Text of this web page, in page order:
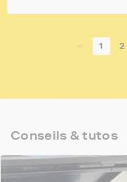
< 1 2
Conseils & tutos